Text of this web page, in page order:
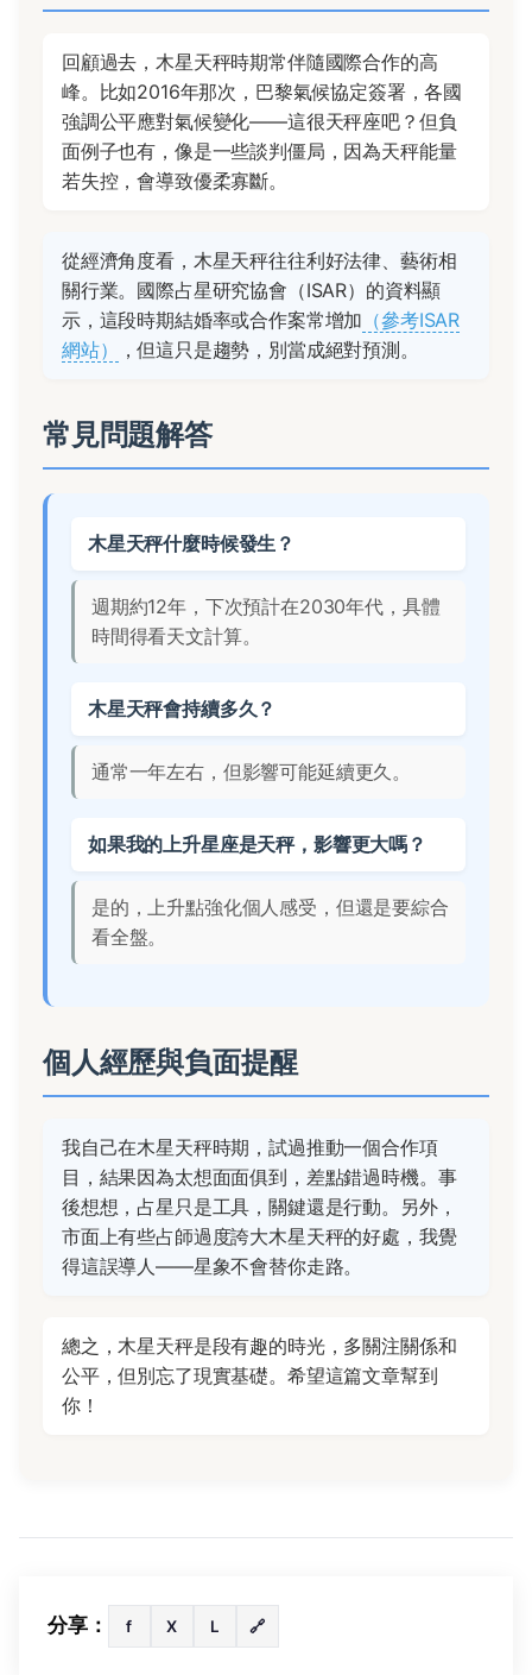
回顧過去，木星天秤時期常伴隨國際合作的高
峰。比如2016年那次，巴黎氣候協定簽署，各國
強調公平應對氣候變化——這很天秤座吧？但負
面例子也有，像是一些談判僵局，因為天秤能量
若失控，會導致優柔寡斷。
從經濟角度看，木星天秤往往利好法律、藝術相
關行業。國際占星研究協會（ISAR）的資料顯
示，這段時期結婚率或合作案常增加 （參考ISAR
網站）
，但這只是趨勢，別當成絕對預測。
常見問題解答
木星天秤什麼時候發生？
週期約12年，下次預計在2030年代，具體
時間得看天文計算。
木星天秤會持續多久？
通常一年左右，但影響可能延續更久。
如果我的上升星座是天秤，影響更大嗎？
是的，上升點強化個人感受，但還是要綜合
看全盤。
個人經歷與負面提醒
我自己在木星天秤時期，試過推動一個合作項
目，結果因為太想面面俱到，差點錯過時機。事
後想想，占星只是工具，關鍵還是行動。另外，
市面上有些占師過度誇大木星天秤的好處，我覺
得這誤導人——星象不會替你走路。
總之，木星天秤是段有趣的時光，多關注關係和
公平，但別忘了現實基礎。希望這篇文章幫到
你！
分享： f X L 🔗